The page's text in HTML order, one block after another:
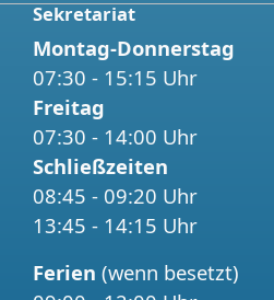
Sekretariat
Montag-Donnerstag
07:30 - 15:15 Uhr
Freitag
07:30 - 14:00 Uhr
Schließzeiten
08:45 - 09:20 Uhr
13:45 - 14:15 Uhr
Ferien (wenn besetzt)